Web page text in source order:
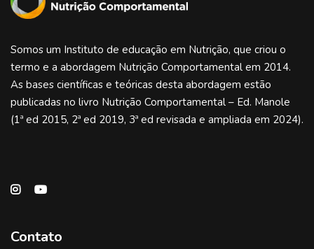
Somos um Instituto de educação em Nutrição, que criou o
termo e a abordagem Nutrição Comportamental em 2014.
As bases científicas e teóricas desta abordagem estão
publicadas no livro Nutrição Comportamental – Ed. Manole
(1ª ed 2015, 2ª ed 2019, 3ª ed revisada e ampliada em 2024).
Contato